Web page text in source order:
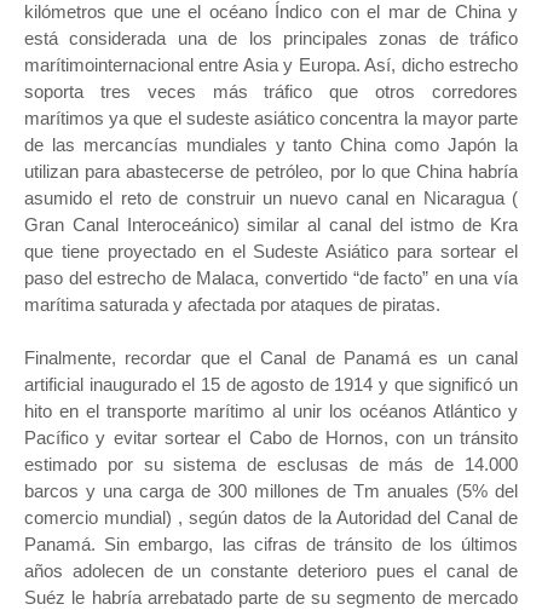
kilómetros que une el océano Índico con el mar de China y
está considerada una de los principales zonas de tráfico
marítimointernacional entre Asia y Europa. Así, dicho estrecho
soporta tres veces más tráfico que otros corredores
marítimos ya que el sudeste asiático concentra la mayor parte
de las mercancías mundiales y tanto China como Japón la
utilizan para abastecerse de petróleo, por lo que China habría
asumido el reto de construir un nuevo canal en Nicaragua (
Gran Canal Interoceánico) similar al canal del istmo de Kra
que tiene proyectado en el Sudeste Asiático para sortear el
paso del estrecho de Malaca, convertido “de facto” en una vía
marítima saturada y afectada por ataques de piratas.
Finalmente, recordar que el Canal de Panamá es un canal
artificial inaugurado el 15 de agosto de 1914 y que significó un
hito en el transporte marítimo al unir los océanos Atlántico y
Pacífico y evitar sortear el Cabo de Hornos, con un tránsito
estimado por su sistema de esclusas de más de 14.000
barcos y una carga de 300 millones de Tm anuales (5% del
comercio mundial) , según datos de la Autoridad del Canal de
Panamá. Sin embargo, las cifras de tránsito de los últimos
años adolecen de un constante deterioro pues el canal de
Suéz le habría arrebatado parte de su segmento de mercado